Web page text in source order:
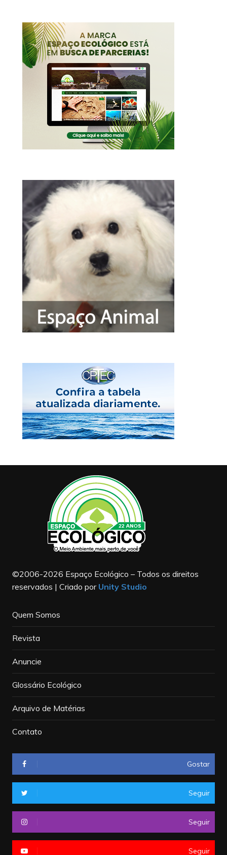
©2006-2026 Espaço Ecológico – Todos os direitos
reservados | Criado por Unity Studio
Quem Somos
Revista
Anuncie
Glossário Ecológico
Arquivo de Matérias
Contato
Gostar
Seguir
Seguir
Seguir